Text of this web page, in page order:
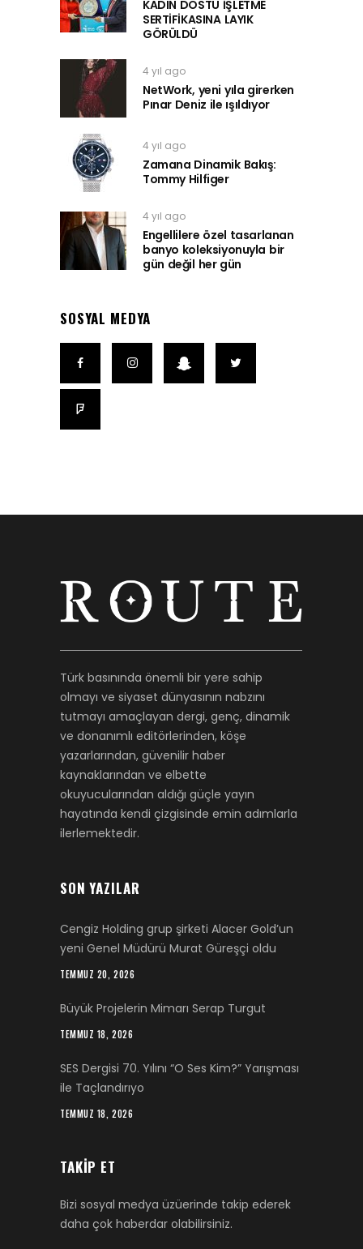
KADIN DOSTU İŞLETME
SERTİFİKASINA LAYIK
GÖRÜLDÜ
4 yıl ago
NetWork, yeni yıla girerken
Pınar Deniz ile ışıldıyor
4 yıl ago
Zamana Dinamik Bakış:
Tommy Hilfiger
4 yıl ago
Engellilere özel tasarlanan
banyo koleksiyonuyla bir
gün değil her gün
SOSYAL MEDYA
Türk basınında önemli bir yere sahip
olmayı ve siyaset dünyasının nabzını
tutmayı amaçlayan dergi, genç, dinamik
ve donanımlı editörlerinden, köşe
yazarlarından, güvenilir haber
kaynaklarından ve elbette
okuyucularından aldığı güçle yayın
hayatında kendi çizgisinde emin adımlarla
ilerlemektedir.
SON YAZILAR
Cengiz Holding grup şirketi Alacer Gold’un
yeni Genel Müdürü Murat Güreşçi oldu
TEMMUZ 20, 2026
Büyük Projelerin Mimarı Serap Turgut
TEMMUZ 18, 2026
SES Dergisi 70. Yılını “O Ses Kim?” Yarışması
ile Taçlandırıyo
TEMMUZ 18, 2026
TAKIP ET
Bizi sosyal medya üzüerinde takip ederek
daha çok haberdar olabilirsiniz.